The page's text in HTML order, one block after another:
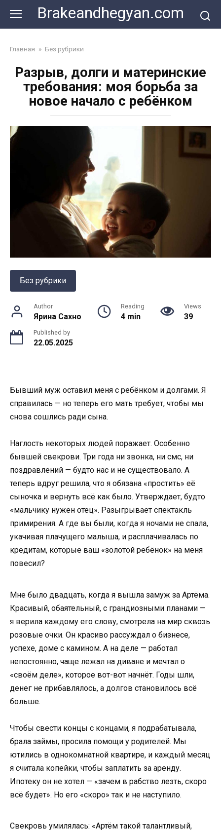
content
Brakeandhegyan.com
Главная » Без рубрики
Разрыв, долги и материнские
требования: моя борьба за
новое начало с ребёнком
Без рубрики
Author
Ярина Сахно
Reading
4 min
Views
39
Published by
22.05.2025
Бывший муж оставил меня с ребёнком и долгами. Я
справилась — но теперь его мать требует, чтобы мы
снова сошлись ради сына.
Наглость некоторых людей поражает. Особенно
бывшей свекрови. Три года ни звонка, ни смс, ни
поздравлений — будто нас и не существовало. А
теперь вдруг решила, что я обязана «простить» её
сыночка и вернуть всё как было. Утверждает, будто
«мальчику нужен отец». Разыгрывает спектакль
примирения. А где вы были, когда я ночами не спала,
укачивая плачущего малыша, и расплачивалась по
кредитам, которые ваш «золотой ребёнок» на меня
повесил?
Мне было двадцать, когда я вышла замуж за Артёма.
Красивый, обаятельный, с грандиозными планами —
я верила каждому его слову, смотрела на мир сквозь
розовые очки. Он красиво рассуждал о бизнесе,
успехе, доме с камином. А на деле — работал
непостоянно, чаще лежал на диване и мечтал о
«своём деле», которое вот-вот начнёт. Годы шли,
денег не прибавлялось, а долгов становилось всё
больше.
Чтобы свести концы с концами, я подрабатывала,
брала займы, просила помощи у родителей. Мы
ютились в однокомнатной квартире, и каждый месяц
я считала копейки, чтобы заплатить за аренду.
Ипотеку он не хотел — «зачем в рабство лезть, скоро
всё будет». Но его «скоро» так и не наступило.
Свекровь умилялась: «Артём такой талантливый,